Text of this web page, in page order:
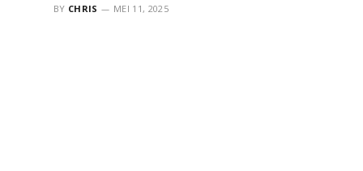
BY CHRIS MEI 11, 2025